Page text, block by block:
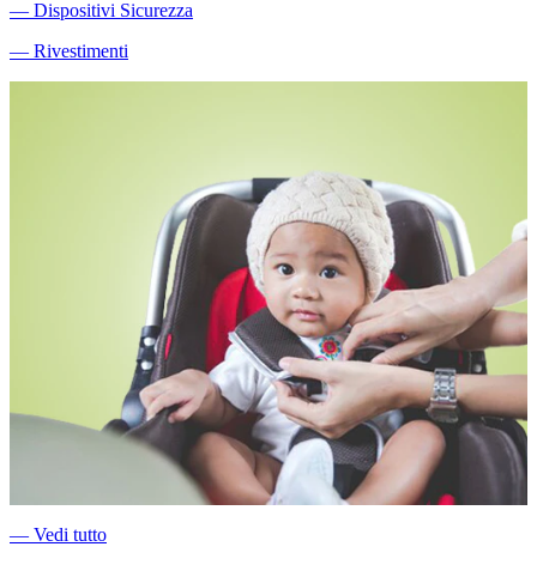
― Dispositivi Sicurezza
― Rivestimenti
― Vedi tutto